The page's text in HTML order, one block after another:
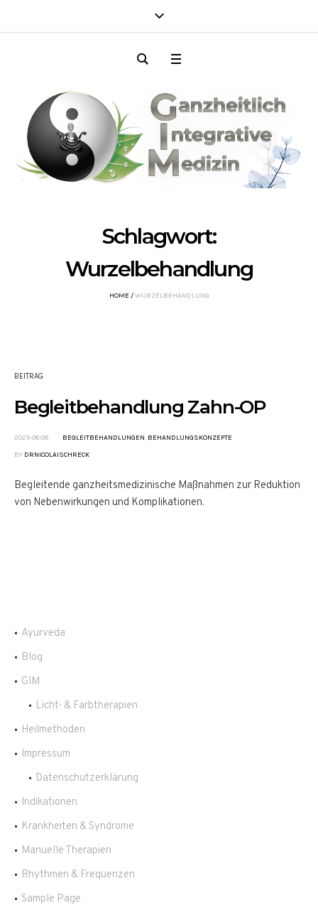
Schlagwort:
Wurzelbehandlung
HOME /WURZELBEHANDLUNG
BEITRAG
Begleitbehandlung Zahn-OP
2025-08-08 BEGLEITBEHANDLUNGEN, BEHANDLUNGSKONZEPTE
BY DRNICOLAISCHRECK
Begleitende ganzheitsmedizinische Maßnahmen zur Reduktion
von Nebenwirkungen und Komplikationen.
Ayurveda
Blog
GIM
Licht- & Farbtherapien
Heilmethoden
Impressum
Datenschutzerklärung
Indikationen
Krankheiten & Syndrome
Manuelle Therapien
Rhythmen & Frequenzen
Sample Page